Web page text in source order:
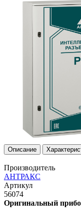
Описание
Производитель
АНТРАКС
Артикул
56074
Оригинальный